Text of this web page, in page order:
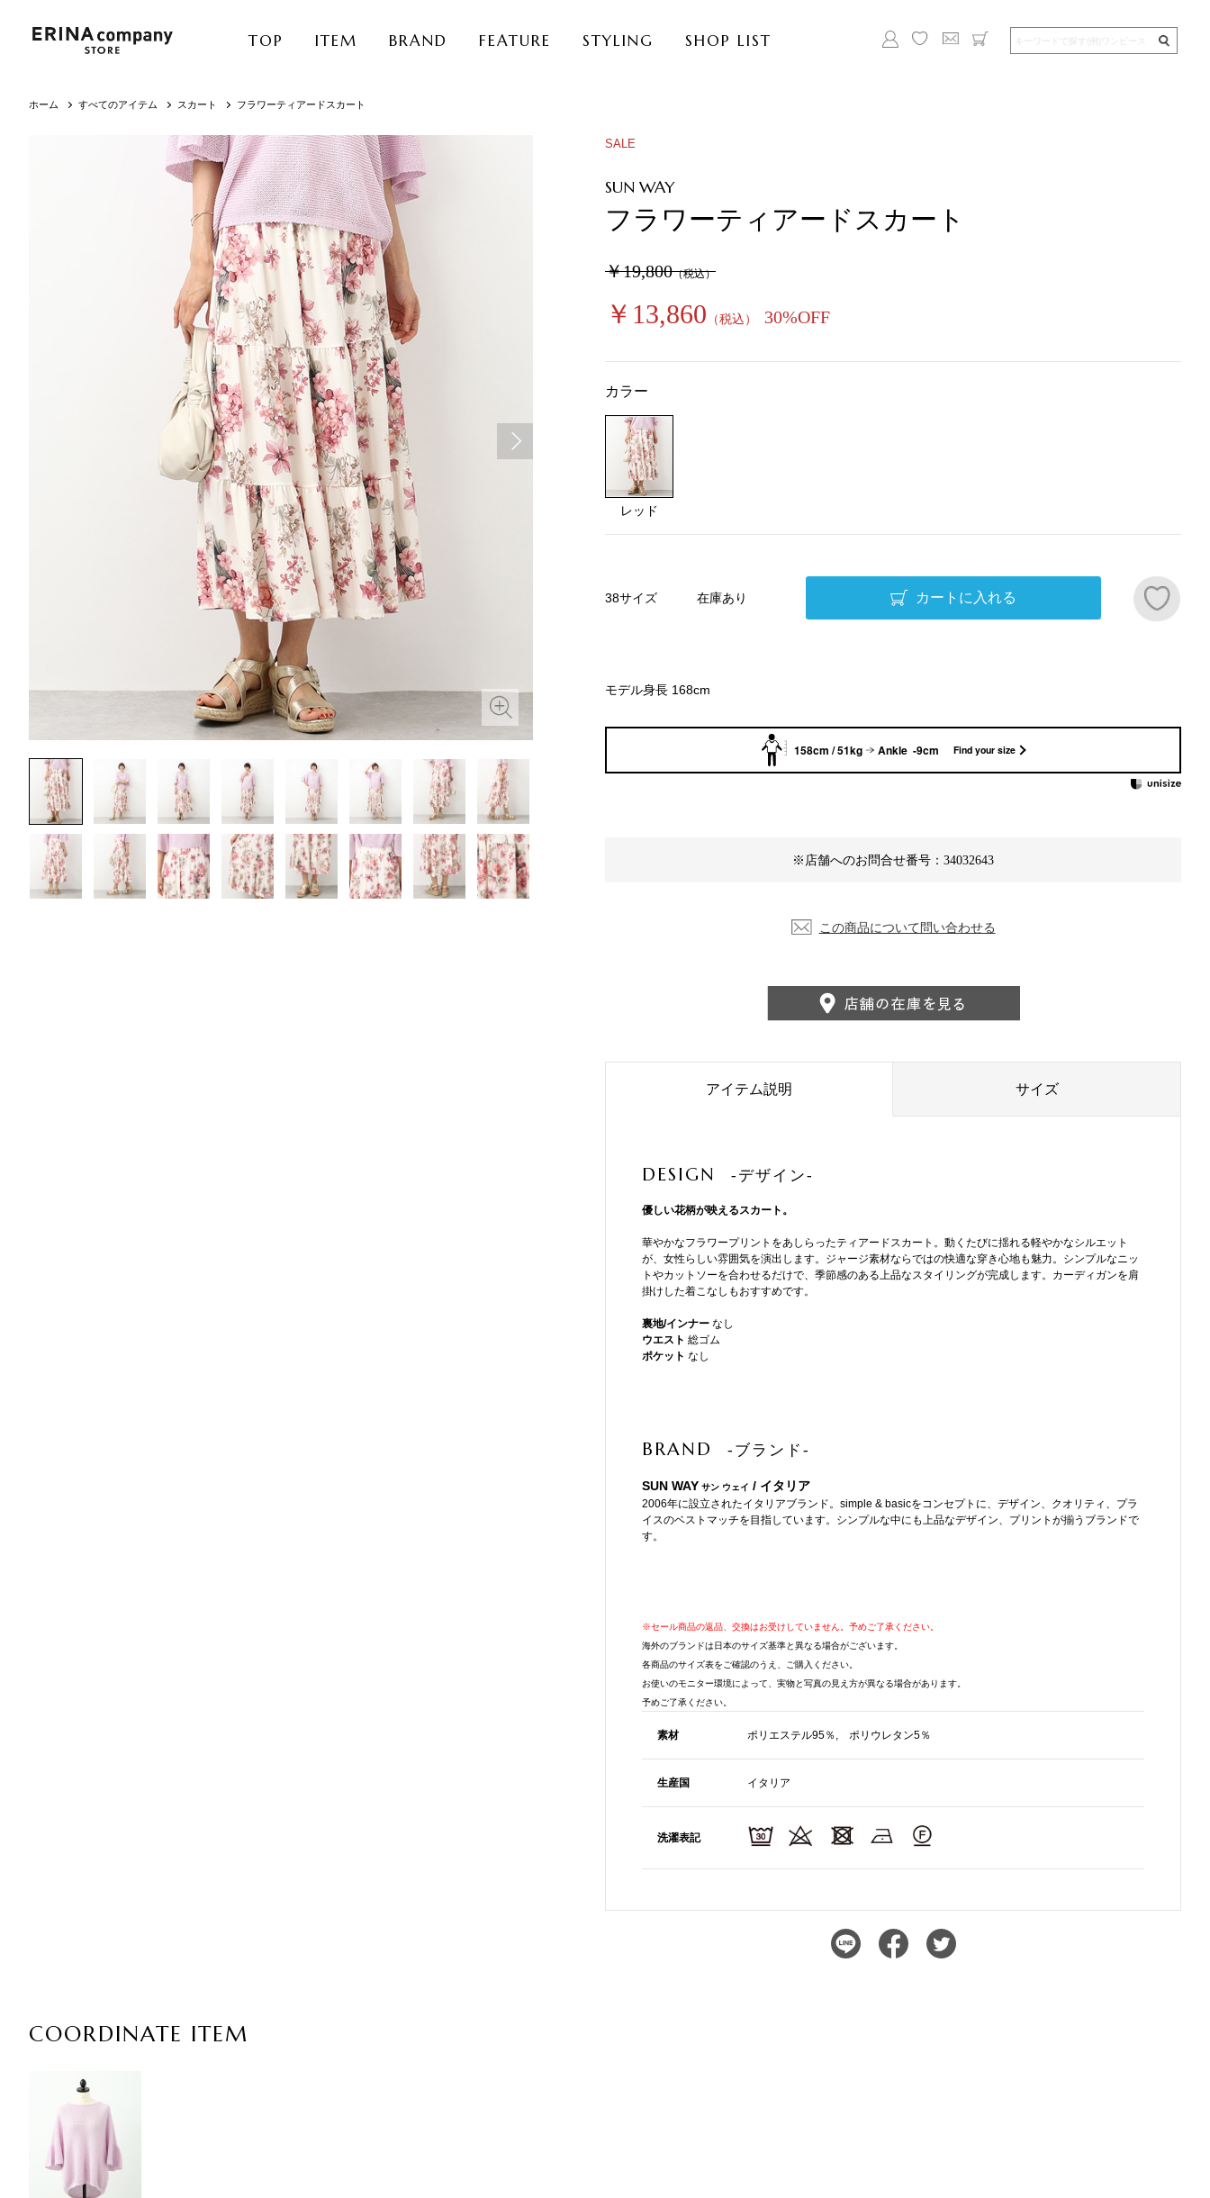
TOP ITEM BRAND FEATURE STYLING SHOP LIST
ホーム すべてのアイテム スカート フラワーティアードスカート
SALE
フラワーティアードスカート
￥19,800（税込）
￥13,860 （税込） 30%OFF
※店舗へのお問合せ番号：34032643
158cm / 51kg Ankle -9cm Find your size
SUN WAY
カラー
レッド
38サイズ 在庫あり カートに入れる
この商品について問い合わせる
モデル身長 168cm
アイテム説明 サイズ
DESIGN -デザイン-
優しい花柄が映えるスカート。
華やかなフラワープリントをあしらったティアードスカート。動くたびに揺れる軽やかなシルエット
が、女性らしい雰囲気を演出します。ジャージ素材ならではの快適な穿き心地も魅力。シンプルなニッ
トやカットソーを合わせるだけで、季節感のある上品なスタイリングが完成します。カーディガンを肩
掛けした着こなしもおすすめです。
裏地/インナー なし
ウエスト 総ゴム
ポケット なし
BRAND -ブランド-
SUN WAY サン ウェイ / イタリア
2006年に設立されたイタリアブランド。simple & basicをコンセプトに、デザイン、クオリティ、プラ
イスのベストマッチを目指しています。シンプルな中にも上品なデザイン、プリントが揃うブランドで
す。
※セール商品の返品、交換はお受けしていません。予めご了承ください。
海外のブランドは日本のサイズ基準と異なる場合がございます。
各商品のサイズ表をご確認のうえ、ご購入ください。
お使いのモニター環境によって、実物と写真の見え方が異なる場合があります。
予めご了承ください。
素材 ポリエステル95％, ポリウレタン5％
生産国 イタリア
洗濯表記
COORDINATE ITEM